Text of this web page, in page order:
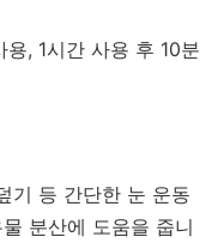
, 1시간 사용 후 10분
기 등 간단한 눈 운동
분산에 도움을 줍니